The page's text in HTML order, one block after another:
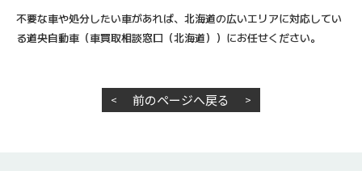
不要な車や処分したい車があれば、北海道の広いエリアに対応してい
る道央自動車（車買取相談窓口（北海道））にお任せください。
< 前のページへ戻る >